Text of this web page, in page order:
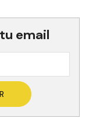
email